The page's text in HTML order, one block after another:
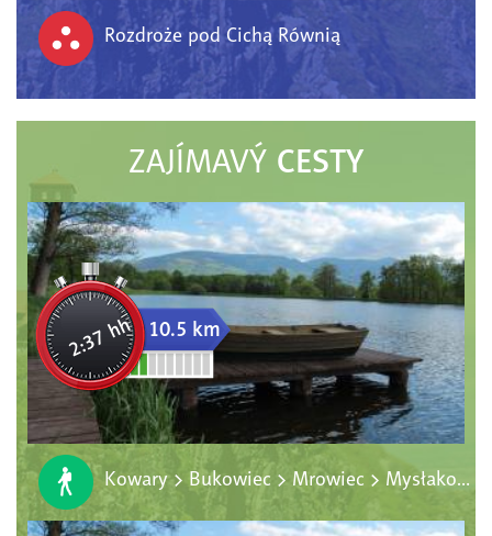
Rozdroże pod Cichą Równią
ZAJÍMAVÝ CESTY
2:37 hh 10.5 km
Kowary > Bukowiec > Mrowiec > Mysłakowice